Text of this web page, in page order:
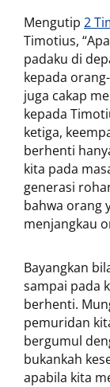
Mengutip 2
Timotius,
padaku di
kepada
juga cakap
kepada
ketiga,
berhenti
kita pada
generasi
bahwa orang
menjangkau
Bayangkan
sampai pada
berhenti.
pemuridan
bergumul
bukankah
apabila kita